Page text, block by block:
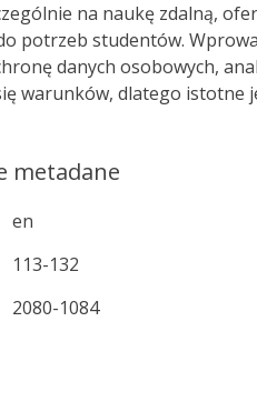
na naukę zdalną,
potrzeb studentów.
danych osobowych,
warunków, dlatego
metadane
en
113-132
2080-1084